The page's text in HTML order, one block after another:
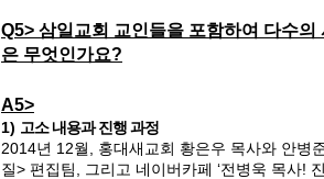
Q5> 삼일교회 교인들을 포함하여 다수
은 무엇인가요?
A5>
1) 고소 내용과 진행 과정
2014년 12월 홍대새교회 황은우 목사와 안병
질> 편집팀 그리고 네이버카페 ‘전병욱 목사!